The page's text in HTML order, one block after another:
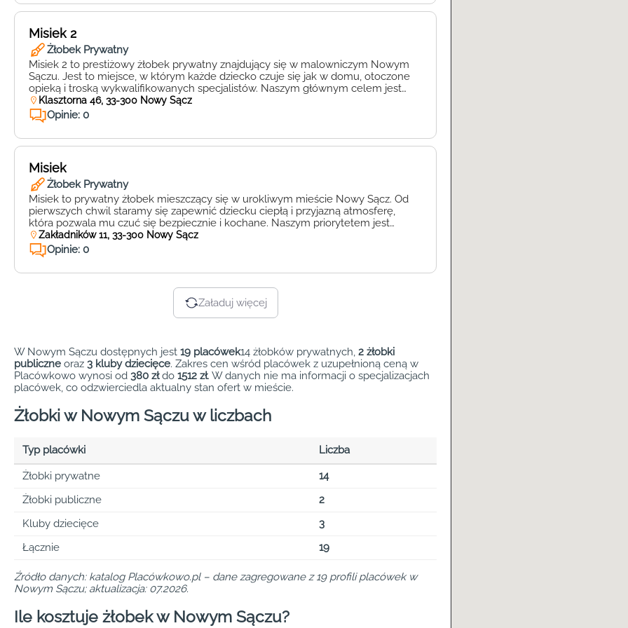
Misiek 2
Żłobek Prywatny
Misiek 2 to prestiżowy żłobek prywatny znajdujący się w malowniczym Nowym
Sączu. Jest to miejsce, w którym każde dziecko czuje się jak w domu, otoczone
opieką i troską wykwalifikowanych specjalistów. Naszym głównym celem jest
zagwarantowanie bezpieczeństwa i komfortu najmłodszym podopiecznym oraz
zapewnienie im odpowiedniego rozwoju na każdym poziomie. Misiek 2 to
miejsce, w którym atmosfera […]
Klasztorna 46, 33-300 Nowy Sącz
Opinie: 0
Misiek
Żłobek Prywatny
Misiek to prywatny żłobek mieszczący się w urokliwym mieście Nowy Sącz. Od
pierwszych chwil staramy się zapewnić dziecku ciepłą i przyjazną atmosferę,
która pozwala mu czuć się bezpiecznie i kochane. Naszym priorytetem jest
dbanie o rozwój każdego malucha i zapewnienie mu opieki na najwyższym
poziomie. Nasz żłobek Misiek oferuje liczne atrakcje, które mają na celu […]
Zakładników 11, 33-300 Nowy Sącz
Opinie: 0
Załaduj więcej
W Nowym Sączu dostępnych jest 19 placówek14 żłobków prywatnych, 2 żłobki
publiczne oraz 3 kluby dziecięce. Zakres cen wśród placówek z uzupełnioną ceną w
Placówkowo wynosi od 380 złdo 1512 zł. W danych nie ma informacji o specjalizacjach
placówek, co odzwierciedla aktualny stan ofert w mieście.
Żłobki w Nowym Sączu w liczbach
Typ placówki Liczba
Żłobki prywatne
14
Żłobki publiczne
2
Kluby dziecięce
3
Łącznie
19
Źródło danych: katalog Placówkowo.pl – dane zagregowane z 19 profili placówek w
Nowym Sączu; aktualizacja: 07.2026.
Ile kosztuje żłobek w Nowym Sączu?